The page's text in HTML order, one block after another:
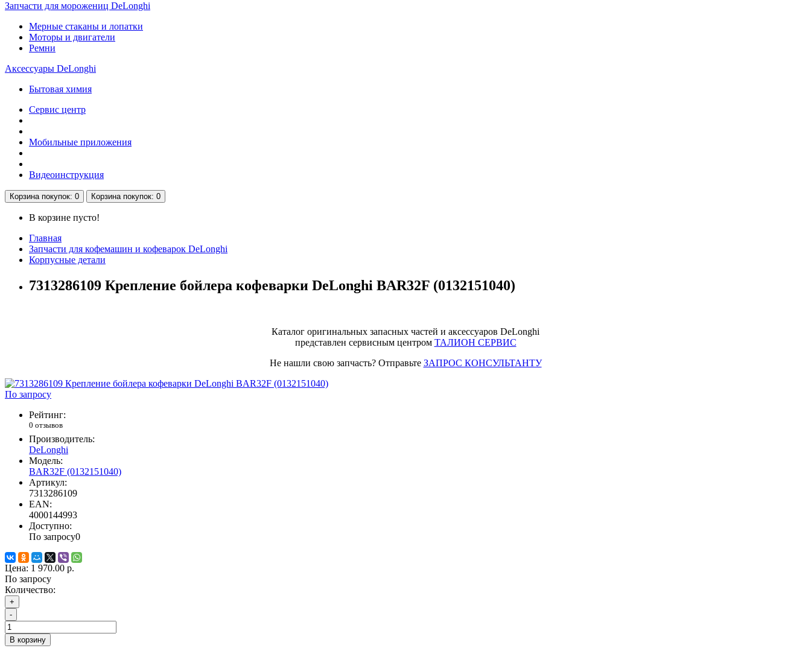
Запчасти для морожениц DeLonghi
Мерные стаканы и лопатки
Моторы и двигатели
Ремни
Аксессуары DeLonghi
Бытовая химия
Сервис центр
Мобильные приложения
Видеоинструкция
Корзинапокупок: 0 Корзинапокупок: 0
В корзине пусто!
Главная
Запчасти для кофемашин и кофеварок DeLonghi
Корпусные детали
7313286109 Крепление бойлера кофеварки DeLonghi BAR32F (0132151040)
Каталог оригинальных запасных частей и аксессуаров DeLonghi
представлен сервисным центром ТАЛИОН СЕРВИС
Не нашли свою запчасть? Отправьте ЗАПРОС КОНСУЛЬТАНТУ
По запросу
Рейтинг:
0 отзывов
Производитель:
DeLonghi
Модель:
BAR32F (0132151040)
Артикул:
7313286109
EAN:
4000144993
Доступно:
По запросу0
Цена: 1 970.00 р.
По запросу
Количество:
+
-
В корзину